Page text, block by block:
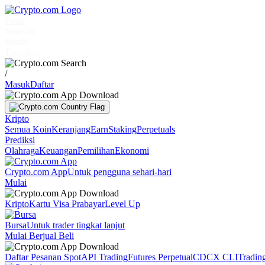
/
MasukDaftar
Kripto
Semua KoinKeranjangEarnStakingPerpetuals
Prediksi
OlahragaKeuanganPemilihanEkonomi
Crypto.com AppUntuk pengguna sehari-hari
Mulai
KriptoKartu Visa PrabayarLevel Up
BursaUntuk trader tingkat lanjut
Mulai Berjual Beli
Daftar Pesanan SpotAPI TradingFutures PerpetualCDCX CLI